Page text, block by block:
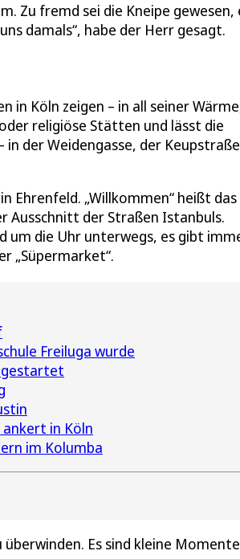
Zu fremd sei die Kneipe gewesen,
damals“, habe der Herr gesagt.
in Köln zeigen – in all seiner
religiöse Stätten und lässt die
der Weidengasse, der
Ehrenfeld. „Willkommen“ heißt
Ausschnitt der Straßen Istanbuls.
um die Uhr unterwegs, es gibt
„Süpermarket“.
Freiluga wurde
gestartet
ankert in Köln
im Kolumba
Es sind kleine